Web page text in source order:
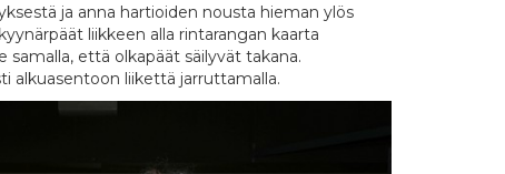
ja anna hartioiden nousta hieman ylös
liikkeen alla rintarangan kaarta
että olkapäät säilyvät takana.
alkuasentoon liikettä jarruttamalla.